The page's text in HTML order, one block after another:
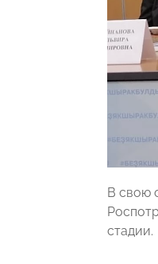
В свою
стадии.